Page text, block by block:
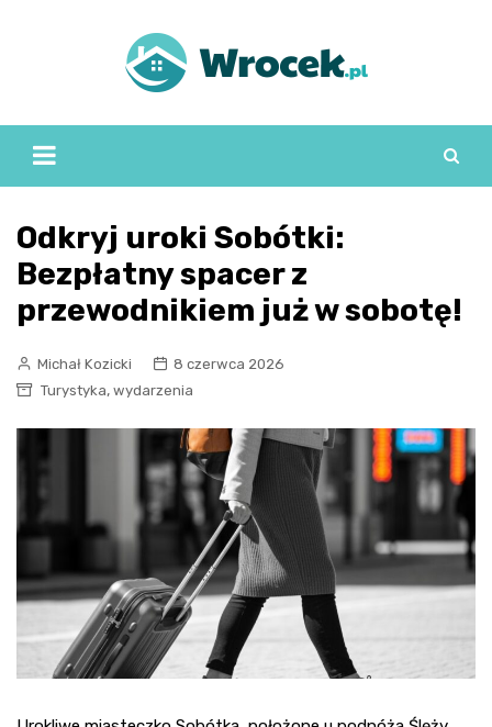
Odkryj uroki Sobótki:
Bezpłatny spacer z
przewodnikiem już w sobotę!
Michał Kozicki
8 czerwca 2026
Turystyka, wydarzenia